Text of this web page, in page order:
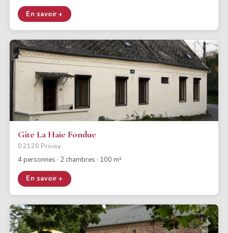
En savoir +
Gîte La Haie Fondue
02120 Proisy
4 personnes · 2 chambres · 100 m²
En savoir +